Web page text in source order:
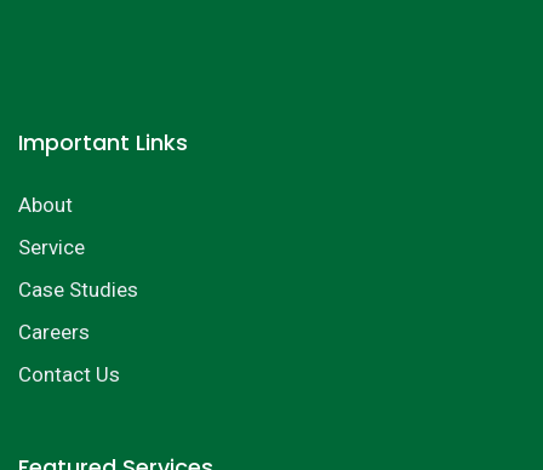
Important Links
About
Service
Case Studies
Careers
Contact Us